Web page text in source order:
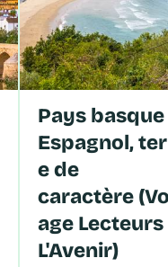
Pays basque
Espagnol,
e de
caractère
age Lecteurs
L'Avenir)